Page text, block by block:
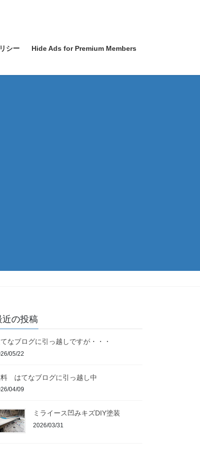
シー Hide Ads for Premium Members
近の投稿
なブログに引っ越しですが・・・
05/22
はてなブログに引っ越し中
04/09
ミライース凹みキズDIY塗装
2026/03/31